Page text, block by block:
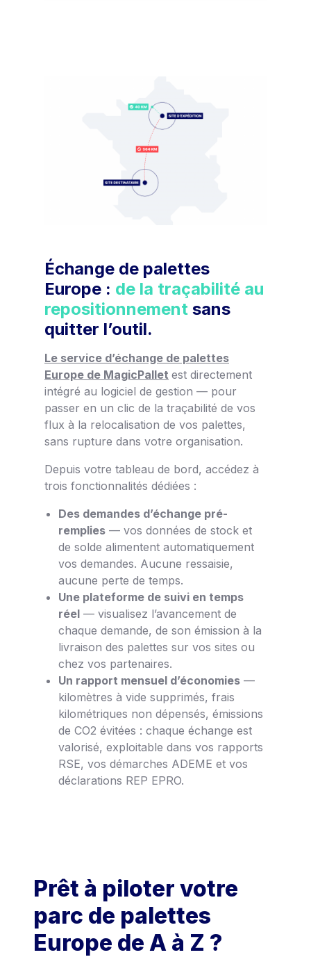
Échange de palettes
Europe : de la traçabilité au
repositionnement sans
quitter l’outil.
Le service d’échange de palettes
Europe de MagicPallet est directement
intégré au logiciel de gestion — pour
passer en un clic de la traçabilité de vos
flux à la relocalisation de vos palettes,
sans rupture dans votre organisation.
Depuis votre tableau de bord, accédez à
trois fonctionnalités dédiées :
Des demandes d’échange pré-
remplies — vos données de stock et
de solde alimentent automatiquement
vos demandes. Aucune ressaisie,
aucune perte de temps.
Une plateforme de suivi en temps
réel — visualisez l’avancement de
chaque demande, de son émission à la
livraison des palettes sur vos sites ou
chez vos partenaires.
Un rapport mensuel d’économies —
kilomètres à vide supprimés, frais
kilométriques non dépensés, émissions
de CO2 évitées : chaque échange est
valorisé, exploitable dans vos rapports
RSE, vos démarches ADEME et vos
déclarations REP EPRO.
Prêt à piloter votre
parc de palettes
Europe de A à Z ?